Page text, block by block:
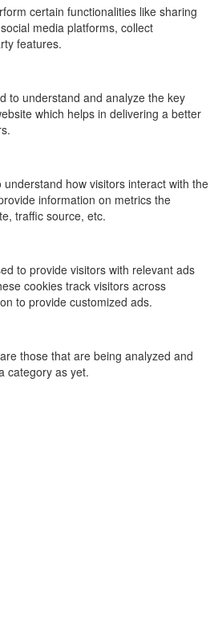
certain functionalities like sharing
media platforms, collect
features.
to understand and analyze the key
which helps in delivering a better
how visitors interact with the
information on metrics the
traffic source, etc.
to provide visitors with relevant ads
cookies track visitors across
to provide customized ads.
those that are being analyzed and
category as yet.